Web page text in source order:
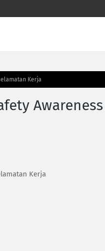
Kerja
Awareness
Kerja